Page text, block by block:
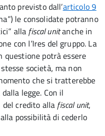
previsto dall’articolo 9
le consolidate potranno
alla fiscal unitanche in
con l’Ires del gruppo. La
questione potrà essere
società, ma non
che si tratterebbe
legge. Con il
credito alla fiscal unit,
possibilità di cederlo